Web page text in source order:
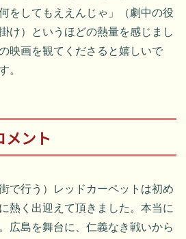
をしてもええんじゃ」（劇中の役
け）というほどの熱量を感じまし
映画を観てくださると嬉しいで
。
ント
で行う）レッドカーペットは初め
熱く出迎えて頂きました。本当に
広島を舞台に、仁義なき戦いから